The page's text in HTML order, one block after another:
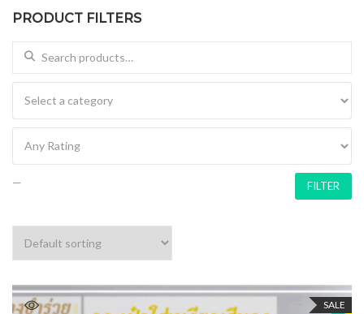
PRODUCT FILTERS
Search for:
— FILTER
SALE